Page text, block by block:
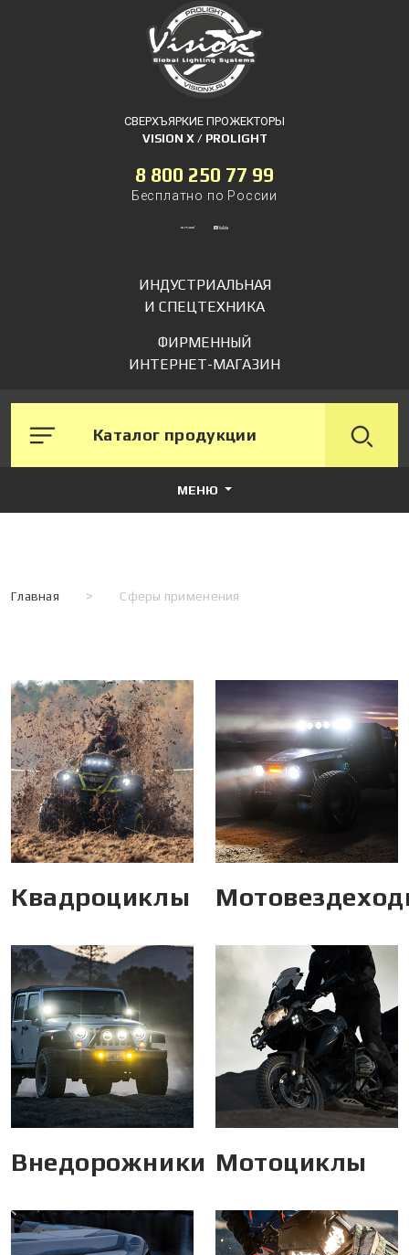
СВЕРХЪЯРКИЕ ПРОЖЕКТОРЫ
VISION X / PROLIGHT
8 800 250 77 99
Бесплатно по России
ИНДУСТРИАЛЬНАЯ
И СПЕЦТЕХНИКА
ФИРМЕННЫЙ
ИНТЕРНЕТ-МАГАЗИН
Каталог продукции
МЕНЮ
Главная > Сферы применения
Квадроциклы
Внедорожники Мотоциклы